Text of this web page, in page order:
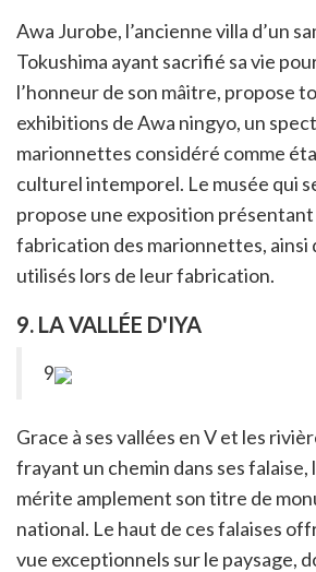
Awa Jurobe, l’ancienne villa d’un
Tokushima ayant sacrifié sa vie
l’honneur de son mâitre, propose
exhibitions de Awa ningyo, un
marionnettes considéré comme
culturel intemporel. Le musée qui
propose une exposition présentant
fabrication des marionnettes, ainsi
utilisés lors de leur fabrication.
9. LA VALLÉE D'IYA
9
Grace à ses vallées en V et les
frayant un chemin dans ses falaise,
mérite amplement son titre de
national. Le haut de ces falaises
vue exceptionnels sur le paysage,